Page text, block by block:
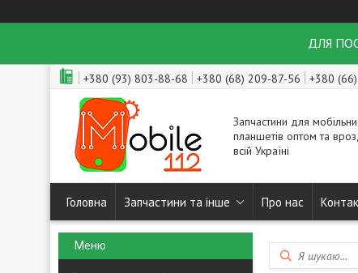
ДЛЯ
+380 (93) 803-88-68 +380 (68) 209-87-56 +380
Запчастини для
планшетів оптом та
всій Україні
Головна Запчастини та інше Про нас